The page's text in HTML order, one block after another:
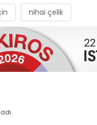
nihai çelik